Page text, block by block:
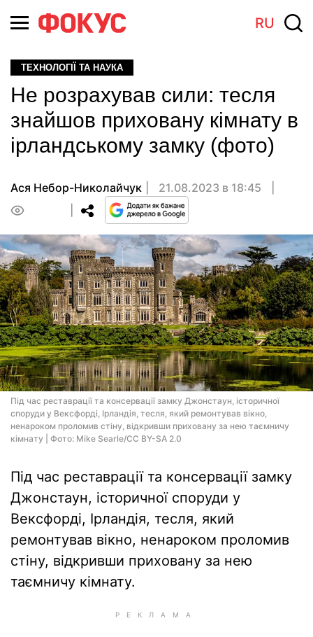
RU
ТЕХНОЛОГІЇ ТА НАУКА
Не розрахував сили: тесля
знайшов приховану кімнату в
ірландському замку (фото)
Ася Небор-Николайчук
21.08.2023 в 18:45
Під час реставрації та консервації замку Джонстаун, історичної
споруди у Вексфорді, Ірландія, тесля, який ремонтував вікно,
ненароком проломив стіну, відкривши приховану за нею таємничу
кімнату | Фото: Mike Searle/CC BY-SA 2.0
Під час реставрації та консервації замку
Джонстаун, історичної споруди у
Вексфорді, Ірландія, тесля, який
ремонтував вікно, ненароком проломив
стіну, відкривши приховану за нею
таємничу кімнату.